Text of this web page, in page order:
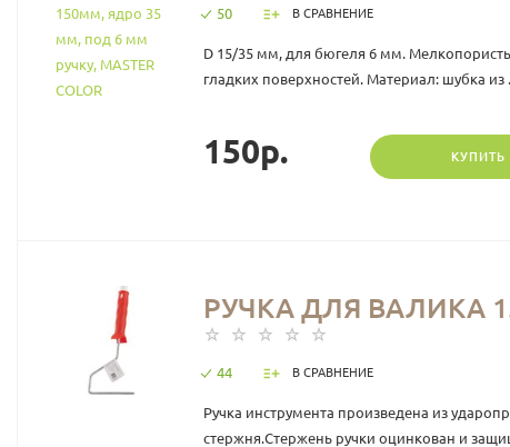
50 В СРАВНЕНИЕ
D 15/35 мм, для бюгеля 6 мм.
гладких поверхностей. Материал: шубка из
150р. КУПИТЬ
РУЧКА ДЛЯ ВАЛИКА
44 В СРАВНЕНИЕ
Ручка инструмента произведена из
стержня.Стержень ручки оцинкован и